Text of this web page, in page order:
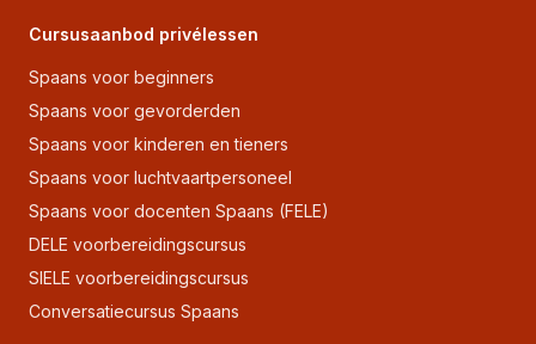
Cursusaanbod privélessen
Spaans voor beginners
Spaans voor gevorderden
Spaans voor kinderen en tieners
Spaans voor luchtvaartpersoneel
Spaans voor docenten Spaans (FELE)
DELE voorbereidingscursus
SIELE voorbereidingscursus
Conversatiecursus Spaans